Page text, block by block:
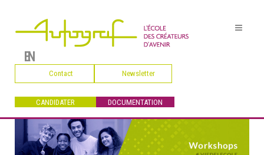
EN
Contact Newsletter
CANDIDATER DOCUMENTATION